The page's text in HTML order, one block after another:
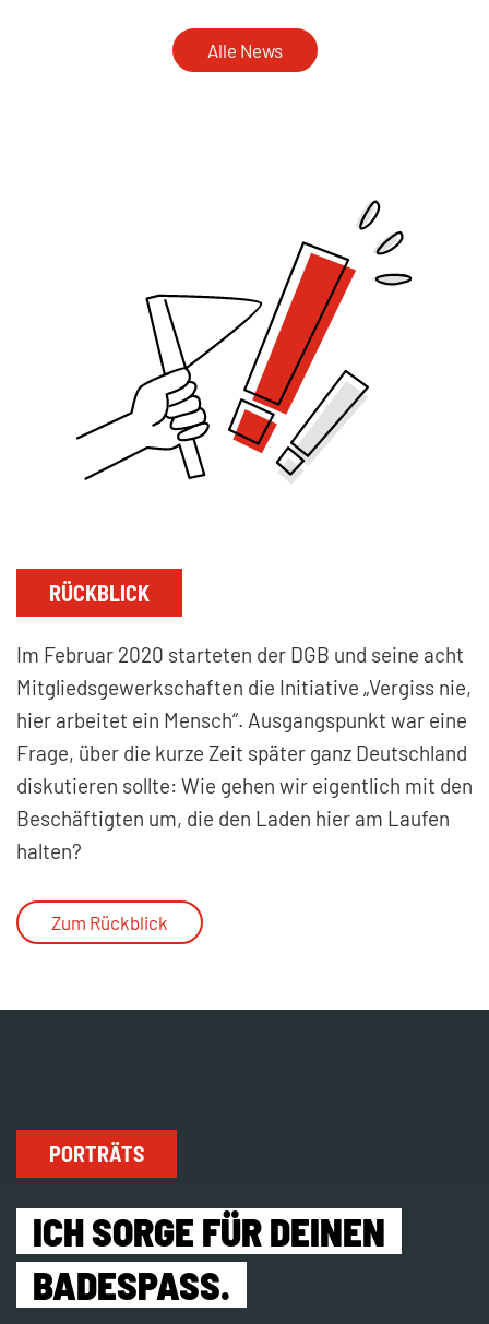
Alle News
RÜCKBLICK
Im Februar 2020 starteten der DGB und seine acht
Mitgliedsgewerkschaften die Initiative „Vergiss nie,
hier arbeitet ein Mensch“. Ausgangspunkt war eine
Frage, über die kurze Zeit später ganz Deutschland
diskutieren sollte: Wie gehen wir eigentlich mit den
Beschäftigten um, die den Laden hier am Laufen
halten?
Zum Rückblick
PORTRÄTS
ICH SORGE FÜR DEINEN
BADESPASS.